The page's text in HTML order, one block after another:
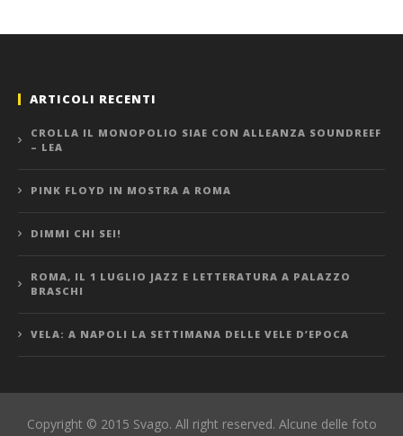
ARTICOLI RECENTI
CROLLA IL MONOPOLIO SIAE CON ALLEANZA SOUNDREEF
– LEA
PINK FLOYD IN MOSTRA A ROMA
DIMMI CHI SEI!
ROMA, IL 1 LUGLIO JAZZ E LETTERATURA A PALAZZO
BRASCHI
VELA: A NAPOLI LA SETTIMANA DELLE VELE D’EPOCA
Copyright © 2015 Svago. All right reserved. Alcune delle foto